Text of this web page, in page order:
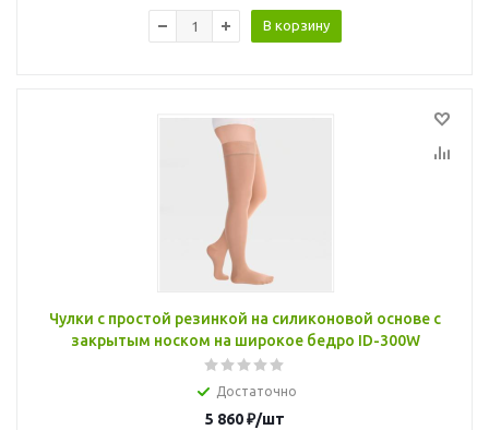
В корзину
Чулки с простой резинкой на силиконовой основе с
закрытым носком на широкое бедро ID-300W
Достаточно
5 860₽/шт